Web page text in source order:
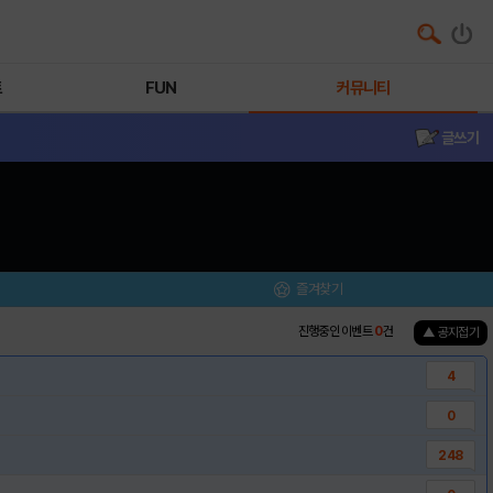
FUN 커뮤니티
글쓰기
즐겨찾기
진행중인 이벤트0건 ▲ 공지접기
4
0
248